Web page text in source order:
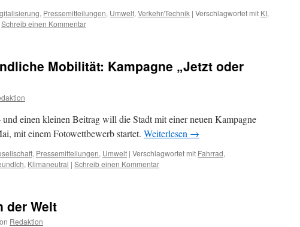
, Pressemitteilungen, Umwelt, Verkehr/Technik | Verschlagwortet mit KI,
Schreib einen Kommentar
Mobilität: Kampagne „Jetzt oder
einen kleinen Beitrag will die Stadt mit einer neuen Kampagne
mit einem Fotowettbewerb startet. Weiterlesen →
, Pressemitteilungen, Umwelt | Verschlagwortet mit Fahrrad,
, Klimaneutral | Schreib einen Kommentar
der Welt
Redaktion